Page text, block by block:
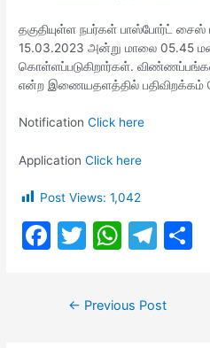
தகுதியுள்ள நபர்கள் பாஸ்போர்ட் சைஸ்
15.03.2023 அன்று மாலை 05.45
கொள்ளப்படுகிறார்கள்.
என்ற இணையதளத்தில் பதிவிறக்கம்
NotificationClick here
ApplicationClick here
Post Views: 1,042
F
T
itt
er
W
at
s
T
e
gr
← Previous Post